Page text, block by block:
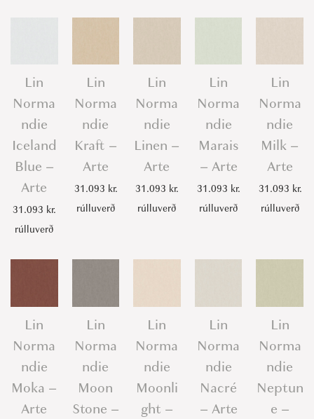
Lin
Norma
ndie
Iceland
Blue –
Arte
31.093 kr.
rúlluverð
Lin
Norma
ndie
Kraft –
Arte
31.093 kr.
rúlluverð
Lin
Norma
ndie
Linen –
Arte
31.093 kr.
rúlluverð
Lin
Norma
ndie
Marais
– Arte
31.093 kr.
rúlluverð
Lin
Norma
ndie
Milk –
Arte
31.093 kr.
rúlluverð
Lin
Norma
ndie
Moka –
Arte
Lin
Norma
ndie
Moon
Stone –
Lin
Norma
ndie
Moonli
ght –
Lin
Norma
ndie
Nacré
– Arte
Lin
Norma
ndie
Neptun
e –